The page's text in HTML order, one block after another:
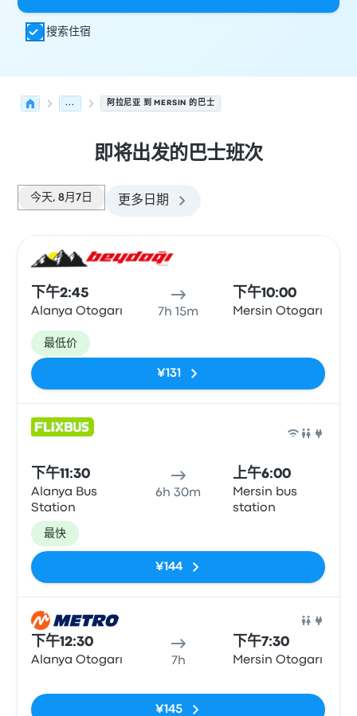
搜索住宿
... 阿拉尼亚 到 MERSIN 的巴士
即将出发的巴士班次
今天, 8月7日 更多日期
下午2:45
Alanya Otogarı 7h 15m
下午10:00
Mersin Otogarı
最低价
¥131
下午11:30
Alanya Bus
Station
6h 30m
上午6:00
Mersin bus
station
最快
¥144
下午12:30
Alanya Otogarı 7h
下午7:30
Mersin Otogarı
¥145